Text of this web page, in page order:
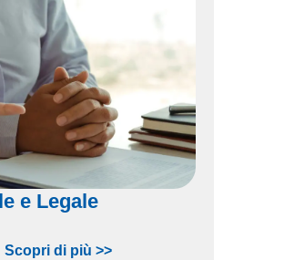
e Legale
Scopri di più >>